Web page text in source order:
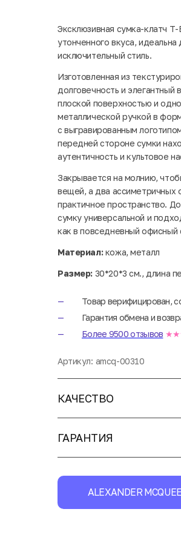
Эксклюзивная сумка-клатч
утонченного вкуса,
исключительный стиль.
Изготовленная из
долговечность и
плоской поверхностью и
металлической ручкой в
с выгравированным
передней стороне сумки
аутентичность и культовое
Закрывается на молнию,
вещей, а два ассиметричных
практичное пространство.
сумку универсальной и
как в повседневный офисный
Материал:кожа, металл
Размер: 30*20*3 см., длина
Товар верифицирован,
Гарантия обмена и
Более 9500 отзывов
Артикул: amcq-00310
КАЧЕСТВО
ГАРАНТИЯ
ALEXANDER